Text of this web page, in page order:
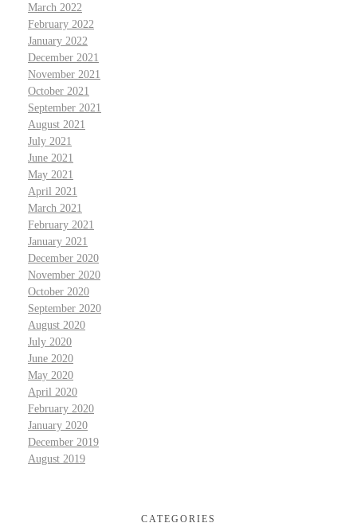
March 2022
February 2022
January 2022
December 2021
November 2021
October 2021
September 2021
August 2021
July 2021
June 2021
May 2021
April 2021
March 2021
February 2021
January 2021
December 2020
November 2020
October 2020
September 2020
August 2020
July 2020
June 2020
May 2020
April 2020
February 2020
January 2020
December 2019
August 2019
CATEGORIES